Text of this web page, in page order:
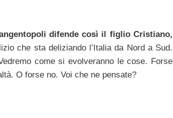
difende così il figlio Cristiano,
che sta deliziando l’Italia da Nord a Sud.
come si evolveranno le cose. Forse
O forse no. Voi che ne pensate?